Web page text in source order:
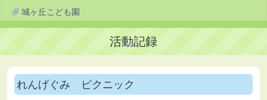
城ヶ丘こども園
活動記録
れんげぐみ ピクニック